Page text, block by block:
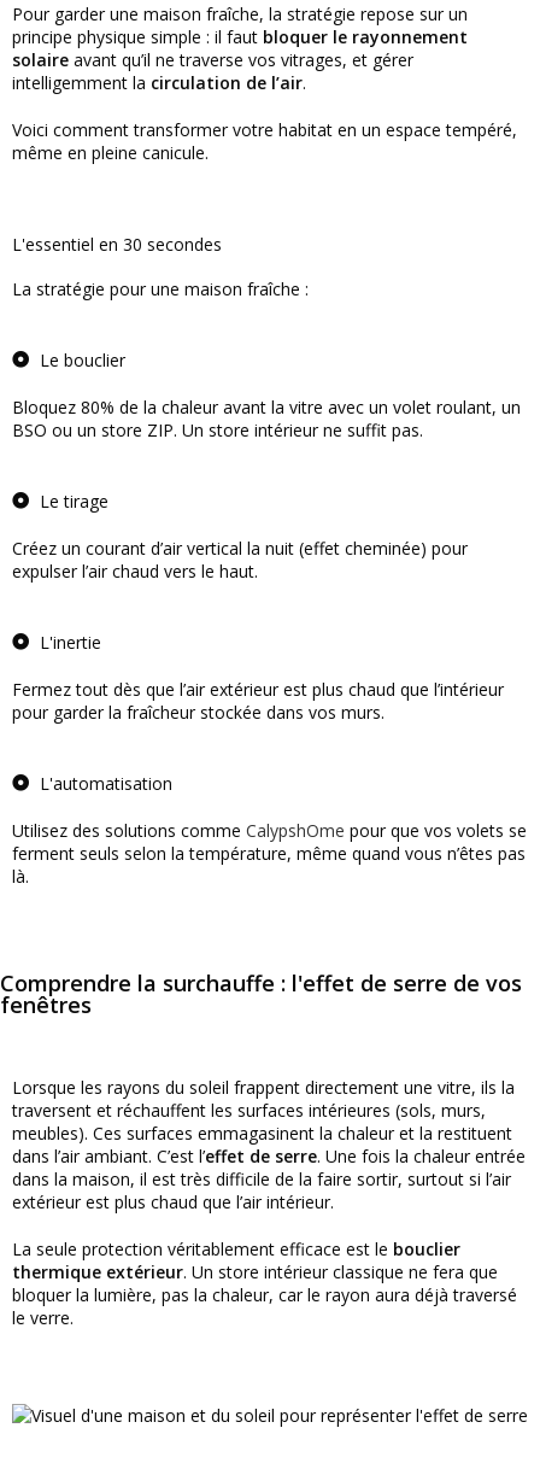
Pour garder une maison fraîche, la stratégie repose sur un
principe physique simple : il faut bloquer le rayonnement
solaire avant qu’il ne traverse vos vitrages, et gérer
intelligemment la circulation de l’air.
Voici comment transformer votre habitat en un espace tempéré,
même en pleine canicule.
L'essentiel en 30 secondes
La stratégie pour une maison fraîche :
Le bouclier
Bloquez 80% de la chaleur avant la vitre avec un volet roulant, un
BSO ou un store ZIP. Un store intérieur ne suffit pas.
Le tirage
Créez un courant d’air vertical la nuit (effet cheminée) pour
expulser l’air chaud vers le haut.
L'inertie
Fermez tout dès que l’air extérieur est plus chaud que l’intérieur
pour garder la fraîcheur stockée dans vos murs.
L'automatisation
Utilisez des solutions comme CalypshOme pour que vos volets se
ferment seuls selon la température, même quand vous n’êtes pas
là.
Comprendre la surchauffe : l'effet de serre de vos
fenêtres
Lorsque les rayons du soleil frappent directement une vitre, ils la
traversent et réchauffent les surfaces intérieures (sols, murs,
meubles). Ces surfaces emmagasinent la chaleur et la restituent
dans l’air ambiant. C’est l’effet de serre. Une fois la chaleur entrée
dans la maison, il est très difficile de la faire sortir, surtout si l’air
extérieur est plus chaud que l’air intérieur.
La seule protection véritablement efficace est le bouclier
thermique extérieur. Un store intérieur classique ne fera que
bloquer la lumière, pas la chaleur, car le rayon aura déjà traversé
le verre.